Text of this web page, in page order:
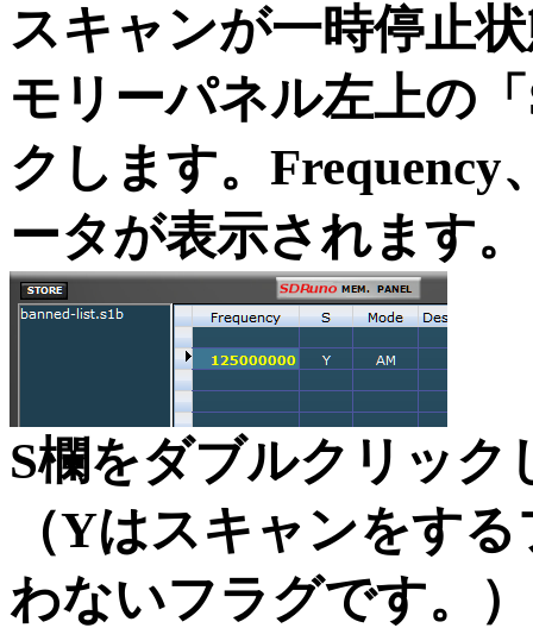
スキャンが一時停止
モリーパネル左上の
クします。Frequency
ータが表示されます。
S欄をダブルクリッ
（Yはスキャンをす
わないフラグです。）